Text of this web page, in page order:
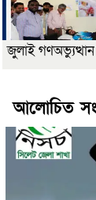
জুলাই
আলোচিত